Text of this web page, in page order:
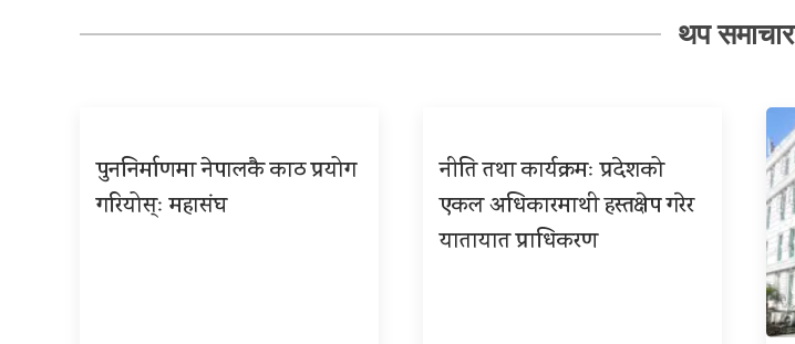
थप समाचार
पुननिर्माणमा नेपालकै काठ प्रयोग
गरियोस्ः महासंघ
नीति तथा कार्यक्रमः प्रदेशको
एकल अधिकारमाथी हस्तक्षेप गरेर
यातायात प्राधिकरण